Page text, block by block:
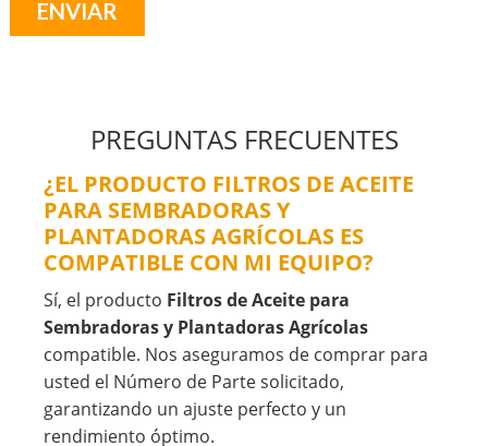
PREGUNTAS FRECUENTES
¿EL PRODUCTO FILTROS DE ACEITE
PARA SEMBRADORAS Y
PLANTADORAS AGRÍCOLAS ES
COMPATIBLE CON MI EQUIPO?
Sí, el producto Filtros de Aceite para
Sembradoras y Plantadoras Agrícolas
compatible. Nos aseguramos de comprar para
usted el Número de Parte solicitado,
garantizando un ajuste perfecto y un
rendimiento óptimo.